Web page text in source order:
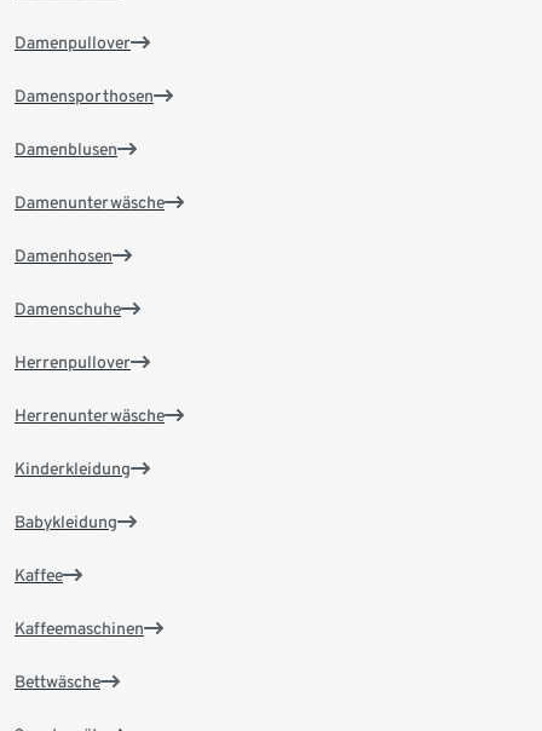
Damenpullover
Damensporthosen
Damenblusen
Damenunterwäsche
Damenhosen
Damenschuhe
Herrenpullover
Herrenunterwäsche
Kinderkleidung
Babykleidung
Kaffee
Kaffeemaschinen
Bettwäsche